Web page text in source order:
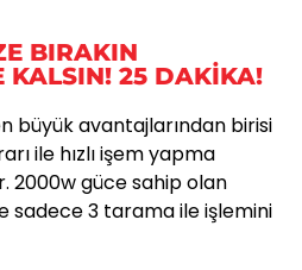
BIRAKIN
KALSIN! 25 DAKİKA!
büyük avantajlarından birisi
ile hızlı işem yapma
2000w güce sahip olan
sadece 3 tarama ile işlemini